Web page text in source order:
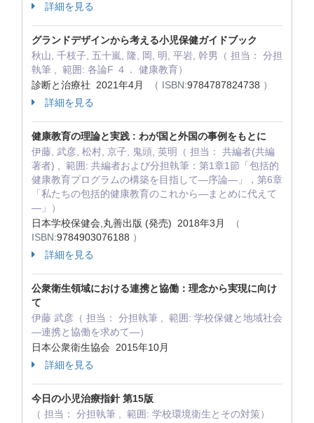
詳細を見る
グランドデザインから考える小児保健ガイドブック
秋山, 千枝子, 五十嵐, 隆, 岡, 明, 平岩, 幹男（ 担当： 分担
執筆 , 範囲: 各論F ４． 健康教育）
診断と治療社 2021年4月
（ ISBN:9784787824738 ）
詳細を見る
健康教育の理論と実践 : わが国と外国の事例をもとに
伊藤, 武彦, 松村, 京子, 鬼頭, 英明（ 担当： 共編者(共編
著者) , 範囲: 共編者および分担執筆：第1章1節「包括的
健康教育プログラムの構築を目指して―序論―」，第6章
「私たちの包括的健康教育のこれから―まとめに代えて
―」）
日本学校保健会,丸善出版 (発売) 2018年3月
（
ISBN:9784903076188 ）
詳細を見る
公衆衛生領域における連携と協働：理念から実現に向け
て
伊藤 武彦（ 担当： 分担執筆 , 範囲: 学校保健と地域社会
―連携と協働を求めて―）
日本公衆衛生協会 2015年10月
詳細を見る
今日の小児治療指針 第15版
（ 担当： 分担執筆 , 範囲: 学校環境衛生とその対策）